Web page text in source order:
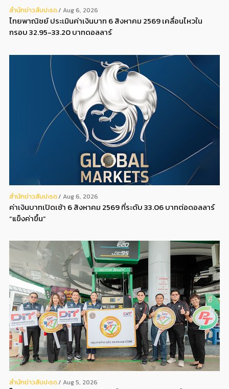
สํานักข่าวสับปะรด Aug 6, 2026
ไทยพาณิชย์ ประเมินค่าเงินบาท 6 สิงหาคม 2569 เคลื่อนไหวใน
กรอบ 32.95-33.20 บาทดอลลาร์
สํานักข่าวสับปะรด Aug 6, 2026
ค่าเงินบาทเปิดเช้า 6 สิงหาคม 2569 ที่ระดับ 33.06 บาทต่อดอลลาร์
“แข็งค่าขึ้น”
สํานักข่าวสับปะรด Aug 5, 2026